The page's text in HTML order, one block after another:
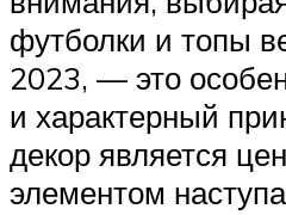
футболки и топы
2023, — это
и характерный
декор является
элементом